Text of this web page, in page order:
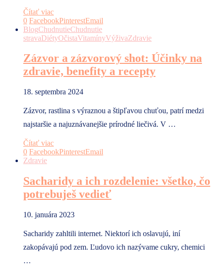
Čítať viac
0 FacebookPinterestEmail
BlogChudnutieChudnutie
stravaDiétyOčistaVitamínyVýživaZdravie
Zázvor a zázvorový shot: Účinky na
zdravie, benefity a recepty
18. septembra 2024
Zázvor, rastlina s výraznou a štipľavou chuťou, patrí medzi
najstaršie a najuznávanejšie prírodné liečivá. V …
Čítať viac
0 FacebookPinterestEmail
Zdravie
Sacharidy a ich rozdelenie: všetko, čo
potrebuješ vedieť
10. januára 2023
Sacharidy zahltili internet. Niektorí ich oslavujú, iní
zakopávajú pod zem. Ľudovo ich nazývame cukry, chemici
…